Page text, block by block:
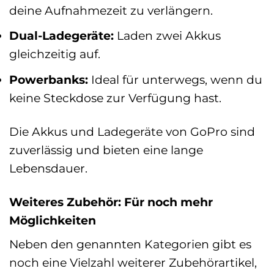
deine Aufnahmezeit zu verlängern.
Dual-Ladegeräte: Laden zwei Akkus
gleichzeitig auf.
Powerbanks: Ideal für unterwegs, wenn du
keine Steckdose zur Verfügung hast.
Die Akkus und Ladegeräte von GoPro sind
zuverlässig und bieten eine lange
Lebensdauer.
Weiteres Zubehör: Für noch mehr
Möglichkeiten
Neben den genannten Kategorien gibt es
noch eine Vielzahl weiterer Zubehörartikel,